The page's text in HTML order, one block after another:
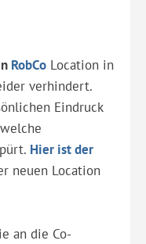
RobCo Location in
verhindert.
Eindruck
Hier ist der
neuen Location
an die Co-